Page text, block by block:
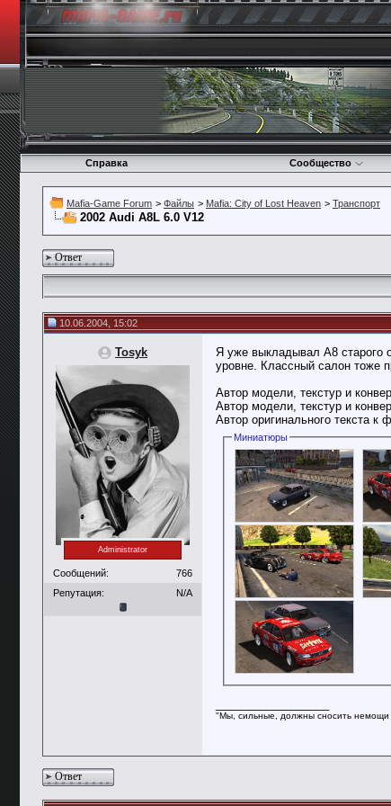
Справка Сообщество
Mafia-Game Forum > Файлы > Mafia: City of Lost Heaven > Транспорт
2002 Audi A8L 6.0 V12
Ответ
10.06.2004, 15:02
Tosyk
Administrator
Сообщений:
766
Репутация:
N/A
Я уже выкладывал А8 старого
уровне. Классный салон тоже
Автор модели, текстур и
Автор модели, текстур и
Автор оригинального текста к
Миниатюры
"Мы, сильные, должны сносить немощи
Ответ